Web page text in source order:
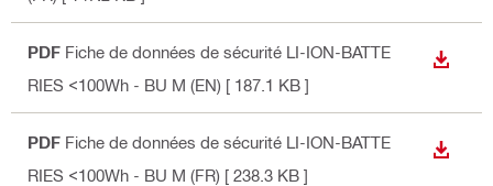
PDF Fiche de données de sécurité LI-ION-BATTE
RIES <100Wh - BU M (EN) [ 187.1 KB ]
PDF Fiche de données de sécurité LI-ION-BATTE
RIES <100Wh - BU M (FR) [ 238.3 KB ]